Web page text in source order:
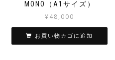
MONO（A1サイズ）
¥48,000
お買い物カゴに追加